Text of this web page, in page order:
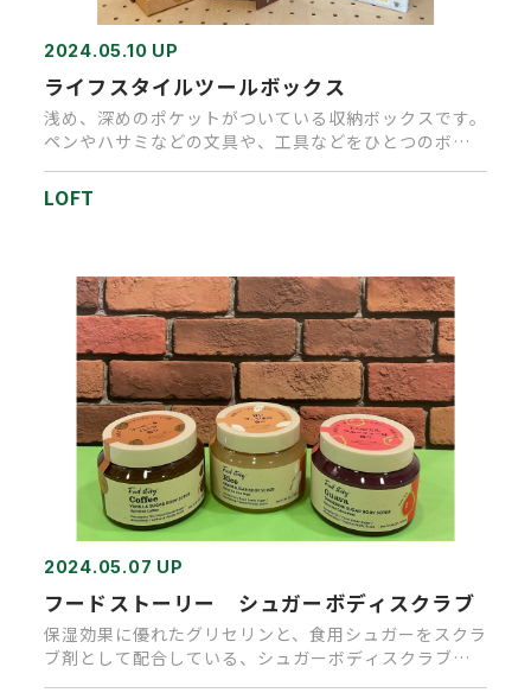
2024.05.10 UP
ライフスタイルツールボックス
浅め、深めのポケットがついている収納ボックスです。
ペンやハサミなどの文具や、工具などをひとつのボッ
LOFT
2024.05.07 UP
フードストーリー シュガーボディスクラブ
保湿効果に優れたグリセリンと、食用シュガーをスクラ
ブ剤として配合している、シュガーボディスクラブで
す。自然由来成分でマイ…